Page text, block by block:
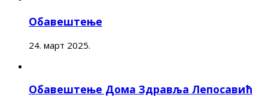
Обавештење
24. март 2025.
Обавештење Дома Здравља Лепосавић